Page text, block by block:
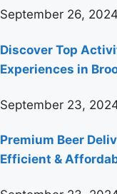
September 26, 2024
Discover Top
Experiences in
September 23,
Premium Beer
Efficient &